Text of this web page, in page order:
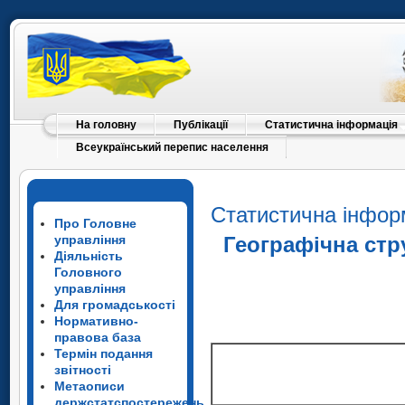
На головну Публікації
Статистична інформація
Всеукраїнський перепис населення
Про Головне
управління
Діяльність
Головного
управління
Для громадськості
Нормативно-
правова база
Термін подання
звітності
Метаописи
Статистична
Географічна